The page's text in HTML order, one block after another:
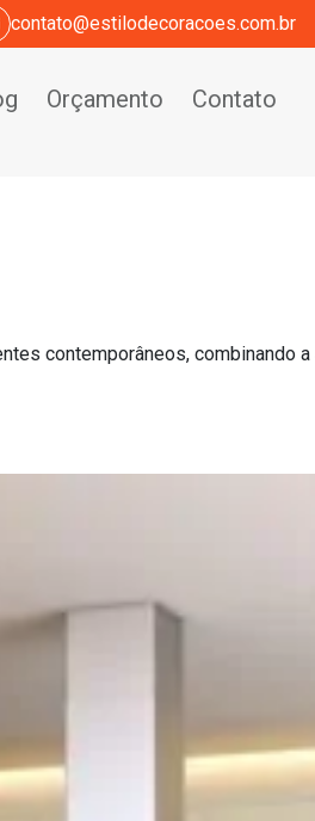
contato@estilodecoracoes.com.br
Orçamento Contato
contemporâneos, combinando